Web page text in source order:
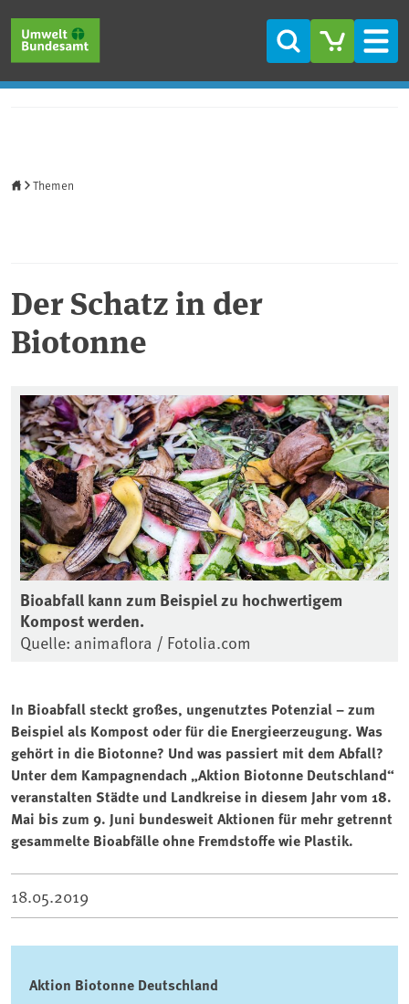
Suche
Themen
Der Schatz in der
Biotonne
Bioabfall kann zum Beispiel zu hochwertigem
Kompost werden.
Quelle: animaflora / Fotolia.com
In Bioabfall steckt großes, ungenutztes Potenzial – zum
Beispiel als Kompost oder für die Energieerzeugung. Was
gehört in die Biotonne? Und was passiert mit dem Abfall?
Unter dem Kampagnendach „Aktion Biotonne Deutschland“
veranstalten Städte und Landkreise in diesem Jahr vom 18.
Mai bis zum 9. Juni bundesweit Aktionen für mehr getrennt
gesammelte Bioabfälle ohne Fremdstoffe wie Plastik.
18.05.2019
Aktion Biotonne Deutschland